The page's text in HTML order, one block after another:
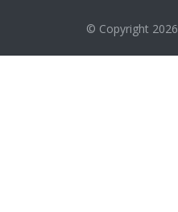
© Copyright 2026